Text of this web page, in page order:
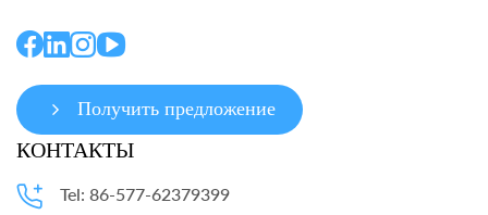
Получить предложение
КОНТАКТЫ
Tel: 86-577-62379399